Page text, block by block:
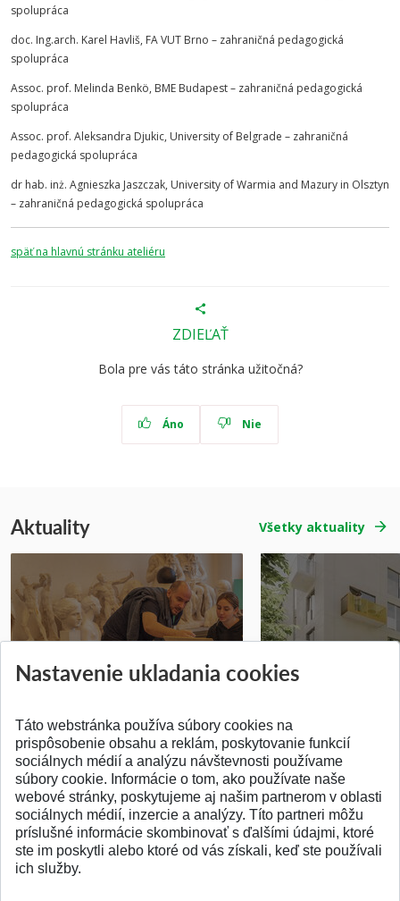
spolupráca
doc. Ing.arch. Karel Havliš, FA VUT Brno – zahraničná pedagogická
spolupráca
Assoc. prof. Melinda Benkö, BME Budapest – zahraničná pedagogická
spolupráca
Assoc. prof. Aleksandra Djukic, University of Belgrade – zahraničná
pedagogická spolupráca
dr hab. inż. Agnieszka Jaszczak, University of Warmia and Mazury in Olsztyn
– zahraničná pedagogická spolupráca
späť na hlavnú stránku ateliéru
ZDIEĽAŤ
Bola pre vás táto stránka užitočná?
Áno Nie
Aktuality Všetky aktuality
Pridané 14.07.2026 Pridané 03.07.2026
SPÄŤ NA VRCH
Nastavenie ukladania cookies
Táto webstránka používa súbory cookies na
prispôsobenie obsahu a reklám, poskytovanie funkcií
sociálnych médií a analýzu návštevnosti používame
súbory cookie. Informácie o tom, ako používate naše
webové stránky, poskytujeme aj našim partnerom v oblasti
sociálnych médií, inzercie a analýzy. Títo partneri môžu
príslušné informácie skombinovať s ďalšími údajmi, ktoré
ste im poskytli alebo ktoré od vás získali, keď ste používali
ich služby.